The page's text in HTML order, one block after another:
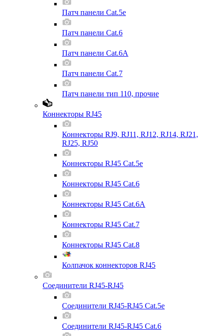
Патч панели Cat.5e
Патч панели Cat.6
Патч панели Cat.6A
Патч панели Cat.7
Патч панели тип 110, прочие
Коннекторы RJ45
Коннекторы RJ9, RJ11, RJ12, RJ14, RJ21,
RJ25, RJ50
Коннекторы RJ45 Cat.5e
Коннекторы RJ45 Cat.6
Коннекторы RJ45 Cat.6A
Коннекторы RJ45 Cat.7
Коннекторы RJ45 Cat.8
Колпачок коннекторов RJ45
Соединители RJ45-RJ45
Соединители RJ45-RJ45 Cat.5e
Соединители RJ45-RJ45 Cat.6